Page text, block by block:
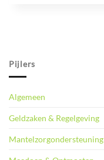
Pijlers
Algemeen
Geldzaken & Regelgeving
Mantelzorgondersteuning